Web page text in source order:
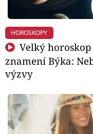
HOROSKOPY
Velký
znamení Býka:
výzvy